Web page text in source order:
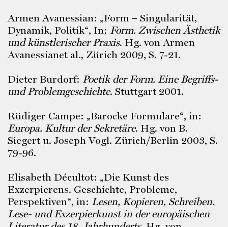
Armen Avanessian: „Form – Singularität,
Dynamik, Politik“, In: Form. Zwischen Ästhetik
und künstlerischer Praxis. Hg. von Armen
Avanessianet al., Zürich 2009, S. 7-21.
Dieter Burdorf: Poetik der Form. Eine Begriffs-
und Problemgeschichte. Stuttgart 2001.
Rüdiger Campe: „Barocke Formulare“, in:
Europa. Kultur der Sekretäre. Hg. von B.
Siegert u. Joseph Vogl. Zürich/Berlin 2003, S.
79-96.
Elisabeth Décultot: „Die Kunst des
Exzerpierens. Geschichte, Probleme,
Perspektiven“, in: Lesen, Kopieren, Schreiben.
Lese- und Exzerpierkunst in der europäischen